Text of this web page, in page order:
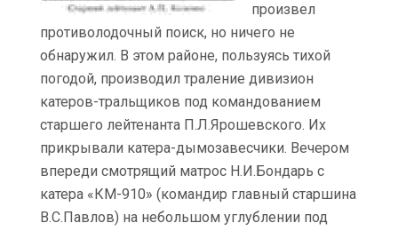
произвел
противолодочный поиск, но ничего не
обнаружил. В этом районе, пользуясь тихой
погодой, производил траление дивизион
катеров-тральщиков под командованием
старшего лейтенанта П.Л.Ярошевского. Их
прикрывали катера-дымозавесчики. Вечером
впереди смотрящий матрос Н.И.Бондарь с
катера «КМ-910» (командир главный старшина
В.С.Павлов) на небольшом углублении под